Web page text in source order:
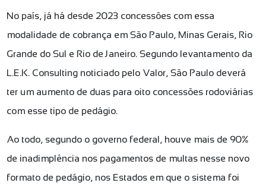
No país, já há desde 2023 concessões com essa
modalidade de cobrança em São Paulo, Minas Gerais, Rio
Grande do Sul e Rio de Janeiro. Segundo levantamento da
L.E.K. Consulting noticiado pelo Valor, São Paulo deverá
ter um aumento de duas para oito concessões rodoviárias
com esse tipo de pedágio.
Ao todo, segundo o governo federal, houve mais de 90%
de inadimplência nos pagamentos de multas nesse novo
formato de pedágio, nos Estados em que o sistema foi